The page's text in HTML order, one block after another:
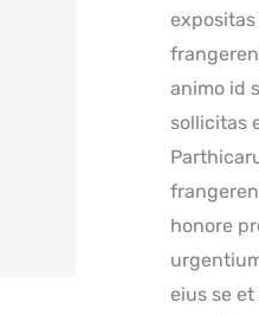
animo id
sollicitas
honore
eius se